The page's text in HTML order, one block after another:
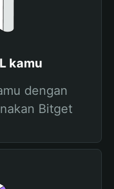
kamu
dengan
Bitget